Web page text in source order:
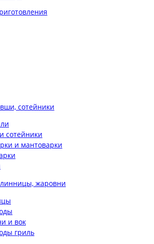
сотейники
сотейники
и мантоварки
жаровни
и вок
гриль